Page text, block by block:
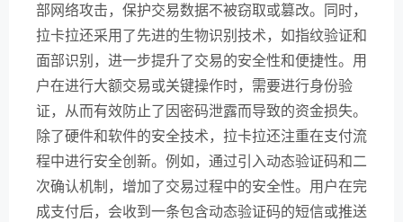
部网络攻击，保护交易数据不被窃取或篡改。同时，
拉卡拉还采用了先进的生物识别技术，如指纹验证和
面部识别，进一步提升了交易的安全性和便捷性。用
户在进行大额交易或关键操作时，需要进行身份验
证，从而有效防止了因密码泄露而导致的资金损失。
除了硬件和软件的安全技术，拉卡拉还注重在支付流
程中进行安全创新。例如，通过引入动态验证码和二
次确认机制，增加了交易过程中的安全性。用户在完
成支付后，会收到一条包含动态验证码的短信或推送